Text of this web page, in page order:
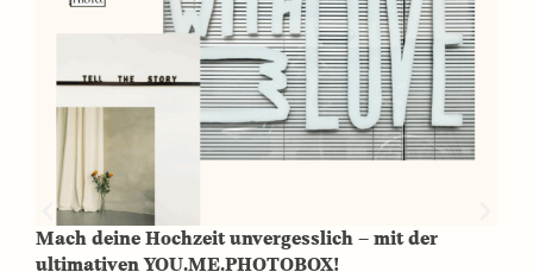
Mach deine Hochzeit unvergesslich – mit der
ultimativen YOU.ME.PHOTOBOX!